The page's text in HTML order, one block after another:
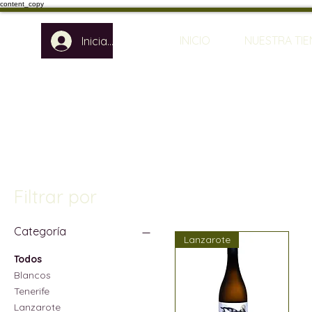
content_copy
Iniciar sesión INICIO NUESTRA
Filtrar por
Categoría
Todos
Blancos
Tenerife
Lanzarote
Lanzarote